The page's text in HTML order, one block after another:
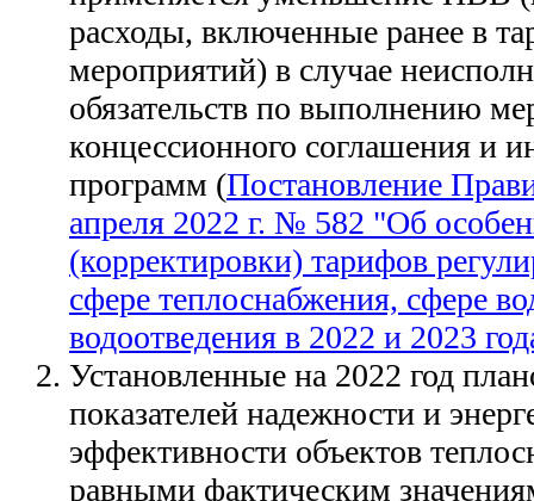
расходы, включенные ранее в
мероприятий) в случае
обязательств по выполнению
концессионного соглашения и
программ (Постановление
апреля 2022 г. № 582 "Об
(корректировки) тарифов
сфере теплоснабжения, сфере
водоотведения в 2022 и 2023
Установленные на 2022 год
показателей надежности и
эффективности объектов
равными фактическим